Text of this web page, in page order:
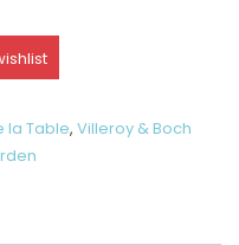
la Table,Villeroy & Boch